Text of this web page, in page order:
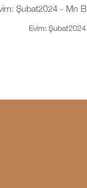
Evim: Şubat2024